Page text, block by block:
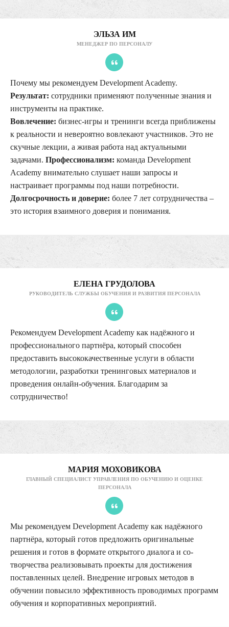
ЭЛЬЗА ИМ
МЕНЕДЖЕР ПО ПЕРСОНАЛУ
Почему мы рекомендуем Development Academy.
Результат: сотрудники применяют полученные знания и
инструменты на практике.
Вовлечение: бизнес-игры и тренинги всегда приближены
к реальности и невероятно вовлекают участников. Это не
скучные лекции, а живая работа над актуальными
задачами. Профессионализм: команда Development
Academy внимательно слушает наши запросы и
настраивает программы под наши потребности.
Долгосрочность и доверие: более 7 лет сотрудничества –
это история взаимного доверия и понимания.
ЕЛЕНА ГРУДОЛОВА
РУКОВОДИТЕЛЬ СЛУЖБЫ ОБУЧЕНИЯ И РАЗВИТИЯ ПЕРСОНАЛА
Рекомендуем Development Academy как надёжного и
профессионального партнёра, который способен
предоставить высококачественные услуги в области
методологии, разработки тренинговых материалов и
проведения онлайн-обучения. Благодарим за
сотрудничество!
МАРИЯ МОХОВИКОВА
ГЛАВНЫЙ СПЕЦИАЛИСТ УПРАВЛЕНИЯ ПО ОБУЧЕНИЮ И ОЦЕНКЕ
ПЕРСОНАЛА
Мы рекомендуем Development Academy как надёжного
партнёра, который готов предложить оригинальные
решения и готов в формате открытого диалога и со-
творчества реализовывать проекты для достижения
поставленных целей. Внедрение игровых методов в
обучении повысило эффективность проводимых программ
обучения и корпоративных мероприятий.